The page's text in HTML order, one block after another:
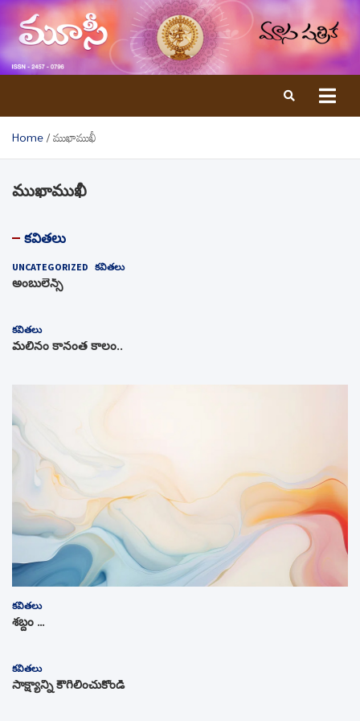
Skip
to
content
Home ముఖాముఖీ
ముఖాముఖీ
కవితలు
UNCATEGORIZED కవితలు
అంబులెన్స్‌
కవితలు
మలినం కానంత కాలం..
కవితలు
శబ్దం …
కవితలు
సాక్ష్యాన్ని కౌగిలించుకోండి